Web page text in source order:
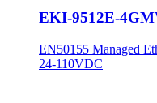
EKI-9512E-
EN50155 Managed
24-110VDC